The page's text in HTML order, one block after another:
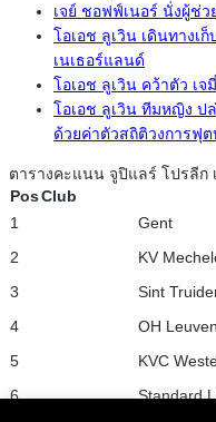
เจย์ ชอฟฟ์เนอร์ นั่งผู้ช่
โอเอช ลูเวิน เดินทางเ
เนเธอร์แลนด์
โอเอช ลูเวิน คว้าตัว เ
โอเอช ลูเวิน ทีมหญิง ป
ด้วยค่าตัวสถิติวงการฟุ
ตารางคะแนน จูปิแลร์ โปรลีก
PosClub
1
Gent
2
KV
3
Sint
4
OH Leuven
5
KVC
6
Standard